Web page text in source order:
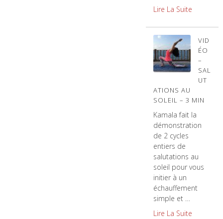
Lire La Suite
VID
ÉO
–
SAL
UT
ATIONS AU
SOLEIL – 3 MIN
Kamala fait la
démonstration
de 2 cycles
entiers de
salutations au
soleil pour vous
initier à un
échauffement
simple et …
Lire La Suite